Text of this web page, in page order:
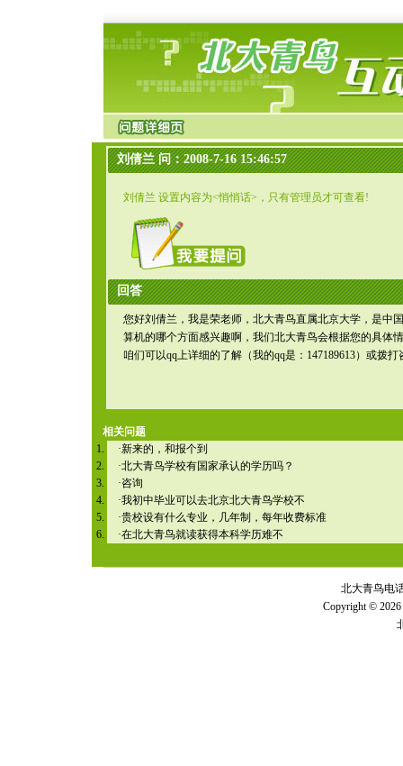
刘倩兰 问：2008-7-16 15:46:57
刘倩兰 设置内容为<悄悄话>，只有管理员才可查看!
回答
您好刘倩兰，我是荣老师，北大青鸟直属北京大学，是中
算机的哪个方面感兴趣啊，我们北大青鸟会根据您的具体
咱们可以qq上详细的了解（我的qq是：147189613）或拨
相关问题
·新来的，和报个到
·北大青鸟学校有国家承认的学历吗？
·咨询
·我初中毕业可以去北京北大青鸟学校不
·贵校设有什么专业，几年制，每年收费标准
·在北大青鸟就读获得本科学历难不
北大青鸟电
Copyright © 2026